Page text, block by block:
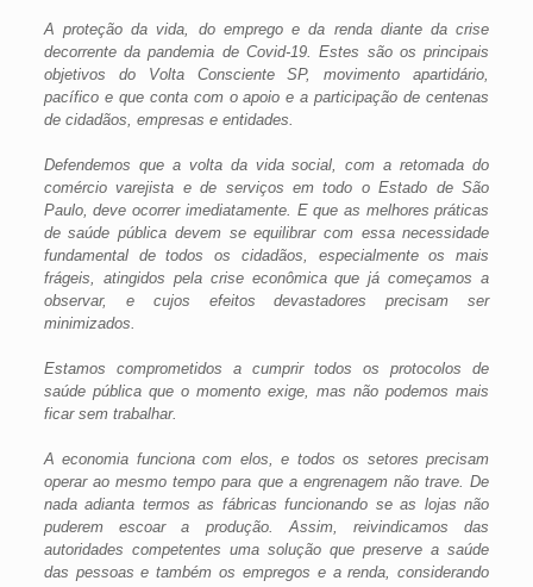
A proteção da vida, do emprego e da renda diante da crise
decorrente da pandemia de Covid-19. Estes são os principais
objetivos do Volta Consciente SP, movimento apartidário,
pacífico e que conta com o apoio e a participação de centenas
de cidadãos, empresas e entidades.
Defendemos que a volta da vida social, com a retomada do
comércio varejista e de serviços em todo o Estado de São
Paulo, deve ocorrer imediatamente. E que as melhores práticas
de saúde pública devem se equilibrar com essa necessidade
fundamental de todos os cidadãos, especialmente os mais
frágeis, atingidos pela crise econômica que já começamos a
observar, e cujos efeitos devastadores precisam ser
minimizados.
Estamos comprometidos a cumprir todos os protocolos de
saúde pública que o momento exige, mas não podemos mais
ficar sem trabalhar.
A economia funciona com elos, e todos os setores precisam
operar ao mesmo tempo para que a engrenagem não trave. De
nada adianta termos as fábricas funcionando se as lojas não
puderem escoar a produção. Assim, reivindicamos das
autoridades competentes uma solução que preserve a saúde
das pessoas e também os empregos e a renda, considerando